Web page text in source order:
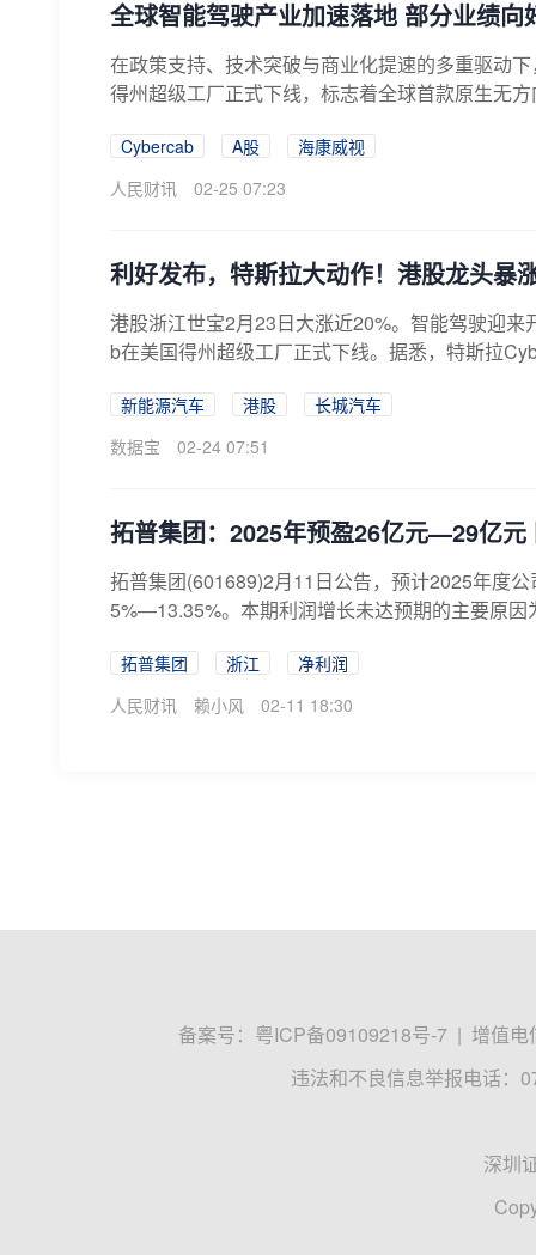
全球智能驾驶产业加速落地 部分业绩
在政策支持、技术突破与商业化提速的多重驱动
得州超级工厂正式下线，标志着全球首款原生无
Cybercab A股
海康威视
人民财讯
02-25 07:23
利好发布，特斯拉大动作！港股龙头暴
港股浙江世宝2月23日大涨近20%。智能驾驶迎
b在美国得州超级工厂正式下线。据悉，特斯拉
新能源汽车 港股
长城汽车
数据宝
02-24 07:51
拓普集团：2025年预盈26亿元—29亿
拓普集团(601689)2月11日公告，预计2025年度
5%—13.35%。本期利润增长未达预期的主要原
拓普集团 浙江
净利润
人民财讯
赖小风 02-11 18:30
备案号： 粤ICP备09109218号-7 | 增值电
违法和不良信息举报电话：
深圳